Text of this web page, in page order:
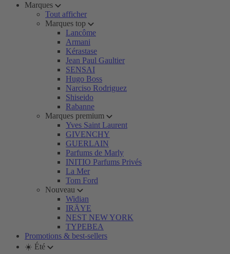
Marques
Tout afficher
Marques top
Lancôme
Armani
Kérastase
Jean Paul Gaultier
SENSAI
Hugo Boss
Narciso Rodriguez
Shiseido
Rabanne
Marques premium
Yves Saint Laurent
GIVENCHY
GUERLAIN
Parfums de Marly
INITIO Parfums Privés
La Mer
Tom Ford
Nouveau
Widian
IRÄYE
NEST NEW YORK
TYPEBEA
Promotions & best-sellers
☀️ Été